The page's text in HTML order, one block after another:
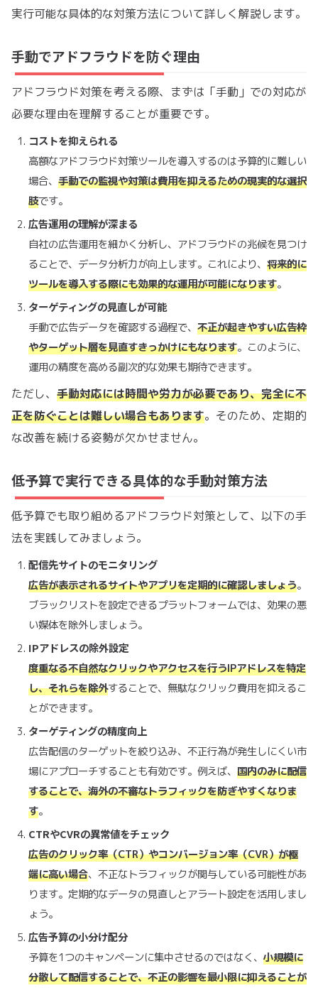
実行可能な具体的な対策方法について詳しく解説します。
手動でアドフラウドを防ぐ理由
アドフラウド対策を考える際、まずは「手動」での対応が
必要な理由を理解することが重要です。
コストを抑えられる
高額なアドフラウド対策ツールを導入するのは予算的に難しい
場合、 手動での監視や対策は費用を抑えるための現実的な選択
肢です。
広告運用の理解が深まる
自社の広告運用を細かく分析し、アドフラウドの兆候を見つけ
ることで、データ分析力が向上します。これにより、 将来的に
ツールを導入する際にも効果的な運用が可能になります。
ターゲティングの見直しが可能
手動で広告データを確認する過程で、 不正が起きやすい広告枠
やターゲット層を見直すきっかけにもなります。このように、
運用の精度を高める副次的な効果も期待できます。
ただし、 手動対応には時間や労力が必要であり、完全に不
正を防ぐことは難しい場合もあります。そのため、定期的
な改善を続ける姿勢が欠かせません。
低予算で実行できる具体的な手動対策方法
低予算でも取り組めるアドフラウド対策として、以下の手
法を実践してみましょう。
配信先サイトのモニタリング
広告が表示されるサイトやアプリを定期的に確認しましょう。
ブラックリストを設定できるプラットフォームでは、効果の悪
い媒体を除外しましょう。
IPアドレスの除外設定
度重なる不自然なクリックやアクセスを行うIPアドレスを特定
し、それらを除外することで、無駄なクリック費用を抑えるこ
とができます。
ターゲティングの精度向上
広告配信のターゲットを絞り込み、不正行為が発生しにくい市
場にアプローチすることも有効です。例えば、 国内のみに配信
することで、海外の不審なトラフィックを防ぎやすくなりま
す。
CTRやCVRの異常値をチェック
広告のクリック率（CTR）やコンバージョン率（CVR）が極
端に高い場合、不正なトラフィックが関与している可能性があ
ります。定期的なデータの見直しとアラート設定を活用しまし
ょう。
広告予算の小分け配分
予算を1つのキャンペーンに集中させるのではなく、 小規模に
分散して配信することで、不正の影響を最小限に抑えることが